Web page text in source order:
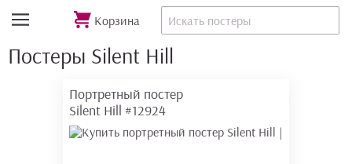
Корзина
Постеры Silent Hill
Портретный постер
Silent Hill #12924